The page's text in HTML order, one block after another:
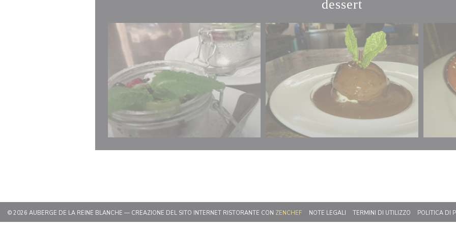
dessert
© 2026 AUBERGE DE LA REINE BLANCHE — CREAZIONE DEL SITO INTERNET RISTORANTE CON ZENCHEF((APRE UNA NUOVA FINESTRA))
NOTE LEGALI ((APRE UNA NUOVA FINESTRA))
TERMINI DI UTILIZZO ((APRE UNA
POLITICA DI